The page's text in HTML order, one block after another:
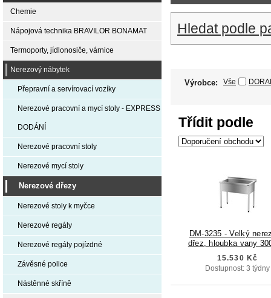
Hledat podle
Výrobce: Vše
Třídit podle
DM-3235 - Velký
dřez, hloubka vany
15.530 Kč
Dostupnost: 3 týdny
Chemie
Nápojová technika BRAVILOR BONAMAT
Termoporty, jídlonosiče, várnice
Nerezový nábytek
Přepravní a servírovací vozíky
Nerezové pracovní a mycí stoly - EXPRESS
DODÁNÍ
Nerezové pracovní stoly
Nerezové mycí stoly
Nerezové dřezy
Nerezové stoly k myčce
Nerezové regály
Nerezové regály pojízdné
Závěsné police
Nástěnné skříně